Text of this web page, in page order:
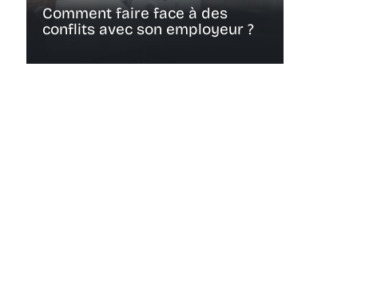
Comment faire face à des
conflits avec son employeur ?